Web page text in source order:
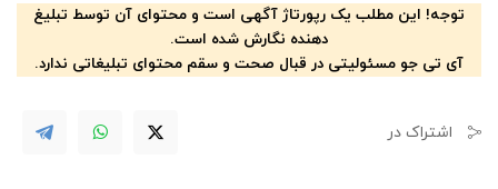
توجه! این مطلب یک رپورتاژ آگهی است و محتوای آن توسط تبلیغ
دهنده نگارش شده است.
آی تی جو مسئولیتی در قبال صحت و سقم محتوای تبلیغاتی ندارد.
اشتراک در